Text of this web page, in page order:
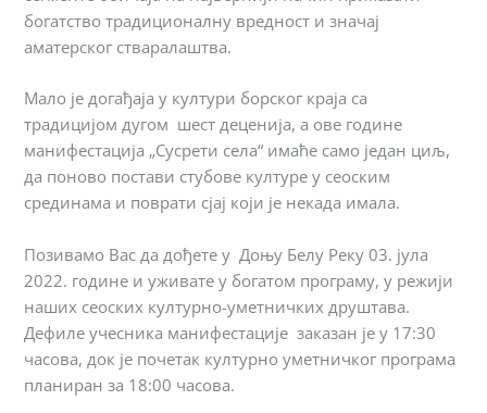
богатство традиционалну вредност и значај
аматерског стваралаштва.
Мало је догађаја у култури борског краја са
традицијом дугом шест деценија, а ове године
манифестација „Сусрети села“ имаће само један циљ,
да поново постави стубове културе у сеоским
срединама и поврати сјај који је некада имала.
Позивамо Вас да дођете у Доњу Белу Реку 03. јула
2022. године и уживате у богатом програму, у режији
наших сеоских културно-уметничких друштава.
Дефиле учесника манифестације заказан је у 17:30
часова, док је почетак културно уметничког програма
планиран за 18:00 часова.